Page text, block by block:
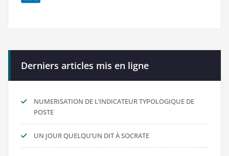
Derniers articles mis en ligne
NUMERISATION DE L’INDICATEUR TYPOLOGIQUE DE
POSTE
UN JOUR QUELQU’UN DIT À SOCRATE